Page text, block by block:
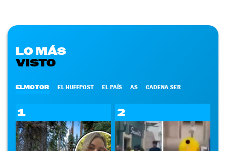
LO MÁS
VISTO
ELMOTOR EL HUFFPOST EL PAÍS AS CADENA SER
1 2